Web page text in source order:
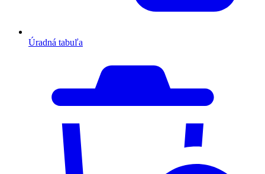
Úradná tabuľa